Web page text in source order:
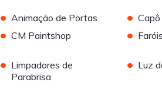
• Animação de Portas •
• CM Paintshop •
• Limpadores de
Parabrisa
• Luz